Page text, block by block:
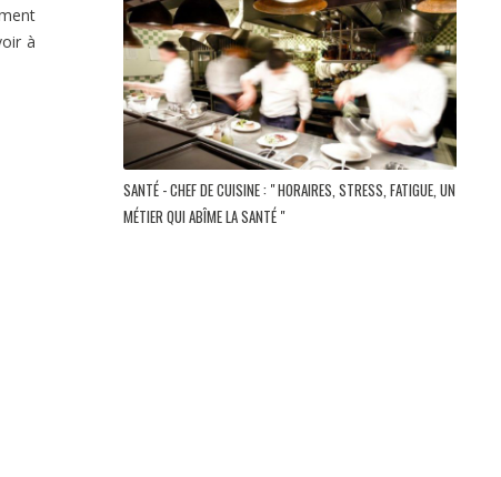
à
SANTÉ - CHEF DE CUISINE : " HORAIRES, STRESS, FATIGUE, UN
MÉTIER QUI ABÎME LA SANTÉ "